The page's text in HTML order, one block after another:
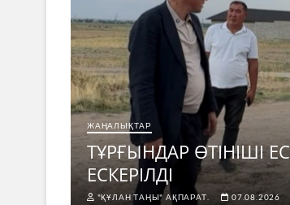
ЖАҢАЛЫҚТАР
ТҰРҒЫНДАР ӨТІНІШІ
ЕСКЕРІЛДІ
"ҚҰЛАН ТАҢЫ" АҚПАРАТ. 07.08.2026